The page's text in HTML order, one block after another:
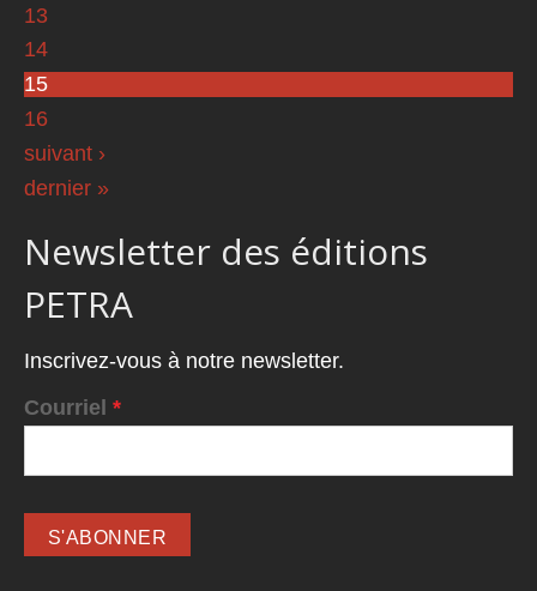
13
14
15
16
suivant ›
dernier »
Newsletter des éditions
PETRA
Inscrivez-vous à notre newsletter.
Courriel *